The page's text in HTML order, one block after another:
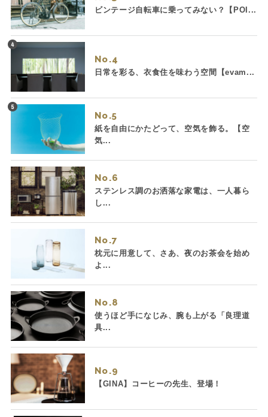
ビンテージ自転車に乗ってみない？【POI...
No.
日常を彩る、衣食住を味わう空間【evam...
No.
紙を自由にかたどって、空気を飾る。【空
気...
No.
ステンレス調のお洒落な家電は、一人暮ら
し...
No.
枕元に用意して、さあ、夜のお茶会を始め
よ...
No.
使うほど手になじみ、腕も上がる「良理道
具...
No.
【GINA】コーヒーの先生、登場！